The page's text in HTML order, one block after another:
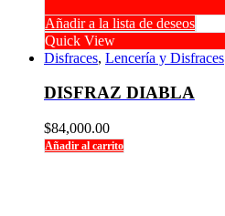
Añadir a la lista de deseos
Quick View
Disfraces, Lencería y Disfraces
DISFRAZ DIABLA
$84,000.00
Añadir al carrito